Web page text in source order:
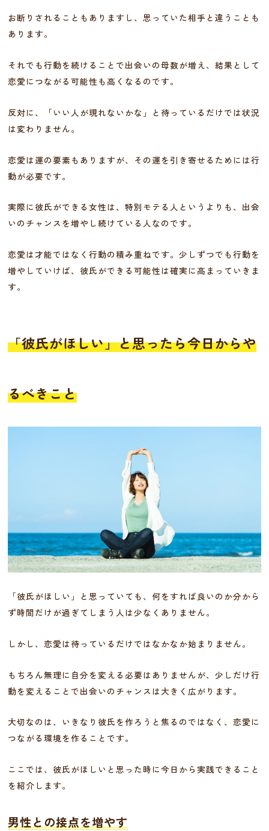
お断りされることもありますし、思っていた相手と違うことも
あります。
それでも行動を続けることで出会いの母数が増え、結果として
恋愛につながる可能性も高くなるのです。
反対に、「いい人が現れないかな」と待っているだけでは状況
は変わりません。
恋愛は運の要素もありますが、その運を引き寄せるためには行
動が必要です。
実際に彼氏ができる女性は、特別モテる人というよりも、出会
いのチャンスを増やし続けている人なのです。
恋愛は才能ではなく行動の積み重ねです。少しずつでも行動を
増やしていけば、彼氏ができる可能性は確実に高まっていきま
す。
「彼氏がほしい」と思ったら今日からや
るべきこと
「彼氏がほしい」と思っていても、何をすれば良いのか分から
ず時間だけが過ぎてしまう人は少なくありません。
しかし、恋愛は待っているだけではなかなか始まりません。
もちろん無理に自分を変える必要はありませんが、少しだけ行
動を変えることで出会いのチャンスは大きく広がります。
大切なのは、いきなり彼氏を作ろうと焦るのではなく、恋愛に
つながる環境を作ることです。
ここでは、彼氏がほしいと思った時に今日から実践できること
を紹介します。
男性との接点を増やす